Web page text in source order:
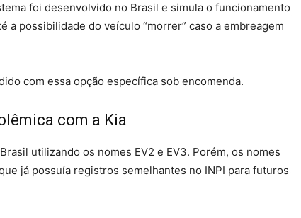
foi desenvolvido no Brasil e simula o funcionamento
a possibilidade do veículo “morrer” caso a embreagem
com essa opção específica sob encomenda.
com a Kia
utilizando os nomes EV2 e EV3. Porém, os nomes
já possuía registros semelhantes no INPI para futuros